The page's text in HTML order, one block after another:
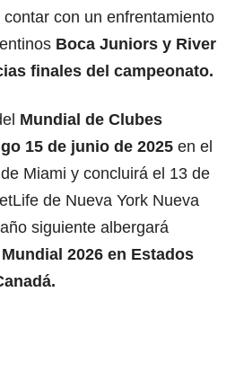
con un enfrentamiento
Boca Juniors y River
finales del campeonato.
Mundial de Clubes
15 de junio de 2025 en el
Miami y concluirá el 13 de
de Nueva York Nueva
siguiente albergará
2026 en Estados